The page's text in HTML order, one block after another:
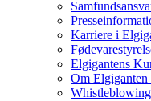
Karriere i
Elgigantens
Om